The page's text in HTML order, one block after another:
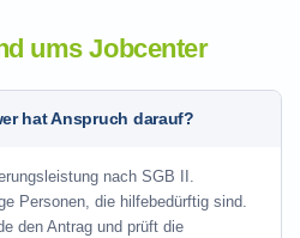
ums Jobcenter
hat Anspruch darauf?
nach SGB II.
Personen, die hilfebedürftig sind.
den Antrag und prüft die